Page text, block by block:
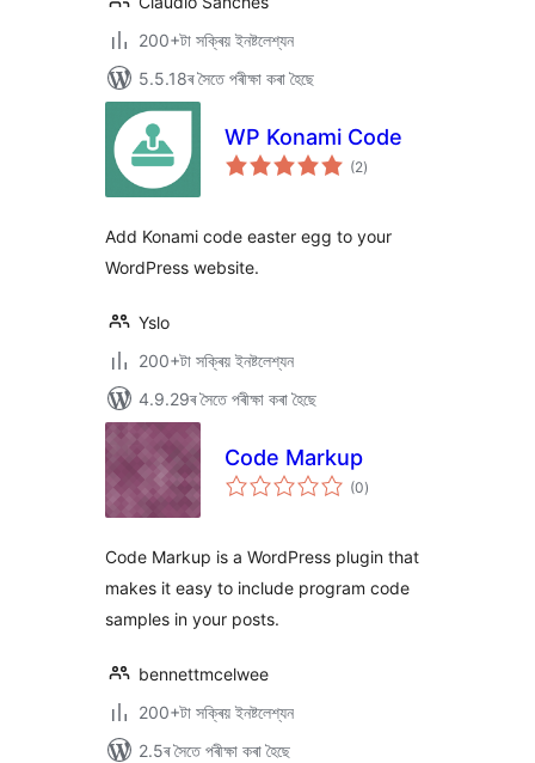
200+টা সক্ৰিয় ইনষ্টলেশ্যন
5.5.18ৰ সৈতে পৰীক্ষা কৰা হৈছে
WP Konami Code
(2টা
মুঠ)
Add Konami code easter egg to your
WordPress website.
Yslo
200+টা সক্ৰিয় ইনষ্টলেশ্যন
4.9.29ৰ সৈতে পৰীক্ষা কৰা হৈছে
Code Markup
(0টা
মুঠ)
Code Markup is a WordPress plugin that
makes it easy to include program code
samples in your posts.
bennettmcelwee
200+টা সক্ৰিয় ইনষ্টলেশ্যন
2.5ৰ সৈতে পৰীক্ষা কৰা হৈছে